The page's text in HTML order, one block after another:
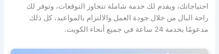
احتياجاتك، ويقدم لك خدمة شاملة تتجاوز التوقعات، وتوفر لك
راحة البال من خلال جودة العمل والالتزام بالمواعيد، كل ذلك
مدعومًا بخدمة 24 ساعة في جميع أنحاء الكويت.